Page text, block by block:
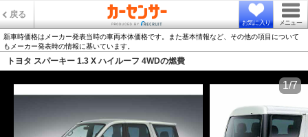
戻る
お気に入り メニュー
新車時価格はメーカー発表当時の車両本体価格です。また基本情報など、その他の項目について
もメーカー発表時の情報に基いています。
トヨタ スパーキー 1.3 X ハイルーフ 4WDの燃費
1/7